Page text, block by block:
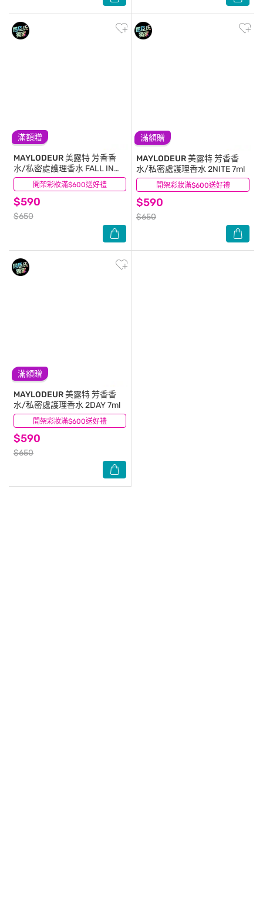
滿額贈
開架彩妝滿$600送好禮
MAYLODEUR美露特 芳香香
水/私密處護理香水 FALL IN
7ml
$590
$650
(0)
滿額贈
開架彩妝滿$600送好禮
MAYLODEUR美露特 芳香香
水/私密處護理香水 2NITE 7ml
$590
$650
(0)
滿額贈
開架彩妝滿$600送好禮
MAYLODEUR美露特 芳香香
水/私密處護理香水 2DAY 7ml
$590
$650
(0)